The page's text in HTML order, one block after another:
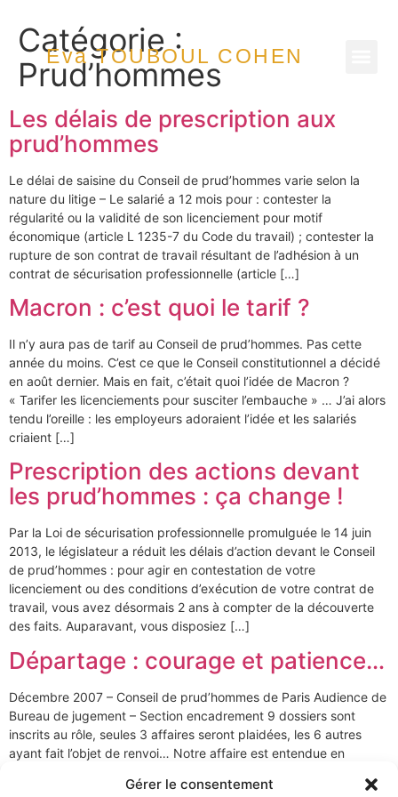
Gérer le consentement
Eva TOUBOUL COHEN
Catégorie :
Prud’hommes
Les délais de prescription aux
prud’hommes
Le délai de saisine du Conseil de prud’hommes varie selon la
nature du litige – Le salarié a 12 mois pour : contester la
régularité ou la validité de son licenciement pour motif
économique (article L 1235-7 du Code du travail) ; contester la
rupture de son contrat de travail résultant de l’adhésion à un
contrat de sécurisation professionnelle (article […]
Macron : c’est quoi le tarif ?
Il n’y aura pas de tarif au Conseil de prud’hommes. Pas cette
année du moins. C’est ce que le Conseil constitutionnel a décidé
en août dernier. Mais en fait, c’était quoi l’idée de Macron ?
« Tarifer les licenciements pour susciter l’embauche » … J’ai alors
tendu l’oreille : les employeurs adoraient l’idée et les salariés
criaient […]
Prescription des actions devant
les prud’hommes : ça change !
Par la Loi de sécurisation professionnelle promulguée le 14 juin
2013, le législateur a réduit les délais d’action devant le Conseil
de prud’hommes : pour agir en contestation de votre
licenciement ou des conditions d’exécution de votre contrat de
travail, vous avez désormais 2 ans à compter de la découverte
des faits. Auparavant, vous disposiez […]
Départage : courage et patience…
Décembre 2007 – Conseil de prud’hommes de Paris Audience de
Bureau de jugement – Section encadrement 9 dossiers sont
inscrits au rôle, seules 3 affaires seront plaidées, les 6 autres
ayant fait l’objet de renvoi… Notre affaire est entendue en
en CDI. Dans ce cas, […]